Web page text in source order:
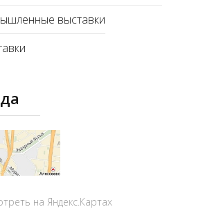
выставки
на Яндекс.Картах